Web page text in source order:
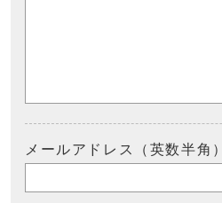
メールアドレス（英数半角）